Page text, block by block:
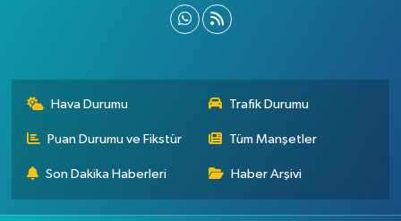
Hava Durumu Trafik Durumu
Puan Durumu ve Fikstür Tüm Manşetler
Son Dakika Haberleri Haber Arşivi